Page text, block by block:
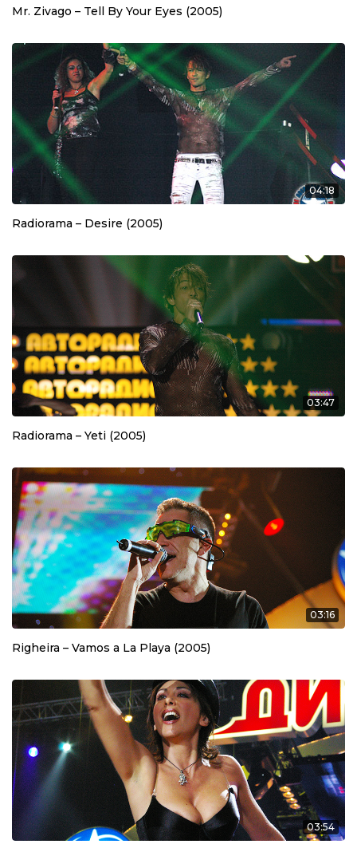
Mr. Zivago – Tell By Your Eyes (2005)
04:18
Radiorama – Desire (2005)
03:47
Radiorama – Yeti (2005)
03:16
Righeira – Vamos a La Playa (2005)
03:54